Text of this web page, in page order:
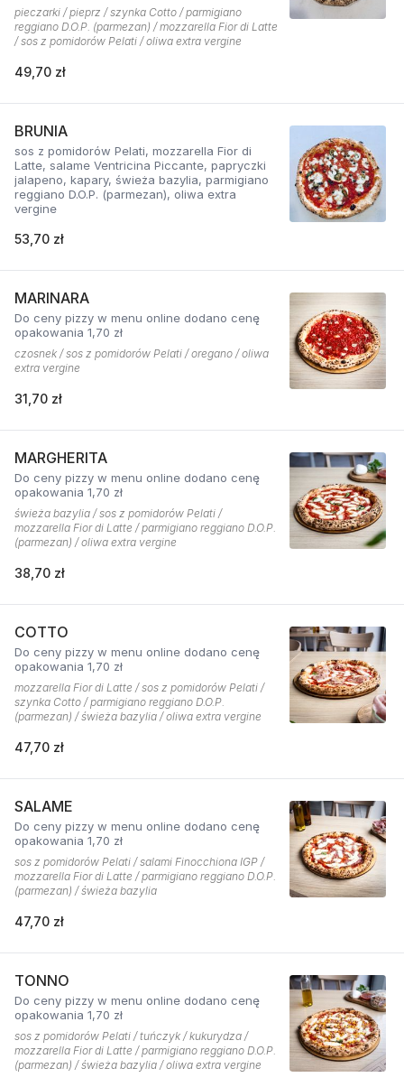
pieczarki / pieprz / szynka Cotto / parmigiano
reggiano D.O.P. (parmezan) / mozzarella Fior di Latte
/ sos z pomidorów Pelati / oliwa extra vergine
49,70 zł
BRUNIA
sos z pomidorów Pelati, mozzarella Fior di
Latte, salame Ventricina Piccante, papryczki
jalapeno, kapary, świeża bazylia, parmigiano
reggiano D.O.P. (parmezan), oliwa extra
vergine
53,70 zł
MARINARA
Do ceny pizzy w menu online dodano cenę
opakowania 1,70 zł
czosnek / sos z pomidorów Pelati / oregano / oliwa
extra vergine
31,70 zł
MARGHERITA
Do ceny pizzy w menu online dodano cenę
opakowania 1,70 zł
świeża bazylia / sos z pomidorów Pelati /
mozzarella Fior di Latte / parmigiano reggiano D.O.P.
(parmezan) / oliwa extra vergine
38,70 zł
COTTO
Do ceny pizzy w menu online dodano cenę
opakowania 1,70 zł
mozzarella Fior di Latte / sos z pomidorów Pelati /
szynka Cotto / parmigiano reggiano D.O.P.
(parmezan) / świeża bazylia / oliwa extra vergine
47,70 zł
SALAME
Do ceny pizzy w menu online dodano cenę
opakowania 1,70 zł
sos z pomidorów Pelati / salami Finocchiona IGP /
mozzarella Fior di Latte / parmigiano reggiano D.O.P.
(parmezan) / świeża bazylia
47,70 zł
TONNO
Do ceny pizzy w menu online dodano cenę
opakowania 1,70 zł
sos z pomidorów Pelati / tuńczyk / kukurydza /
mozzarella Fior di Latte / parmigiano reggiano D.O.P.
(parmezan) / świeża bazylia / oliwa extra vergine